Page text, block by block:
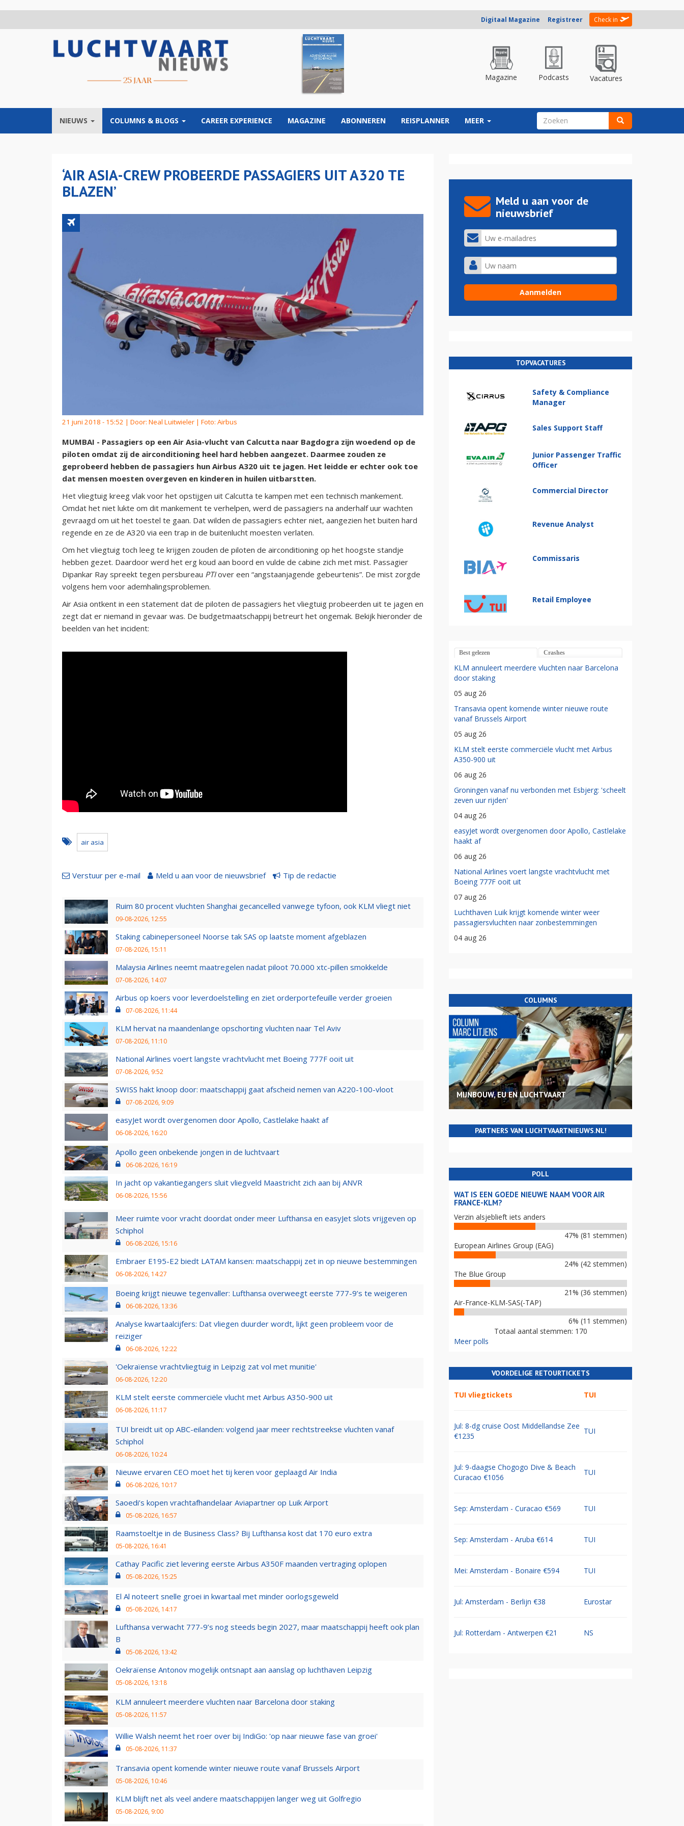
Digitaal Magazine Registreer Check in
Magazine Podcasts Vacatures
NIEUWS COLUMNS & BLOGS CAREER EXPERIENCE MAGAZINE ABONNEREN REISPLANNER MEER ZOEKVELD
‘AIR ASIA-CREW PROBEERDE PASSAGIERS UIT A320 TE
BLAZEN’
21 juni 2018 - 15:52 | Door: Neal Luitwieler | Foto: Airbus
MUMBAI - Passagiers op een Air Asia-vlucht van Calcutta naar Bagdogra zijn woedend op de
piloten omdat zij de airconditioning heel hard hebben aangezet. Daarmee zouden ze
geprobeerd hebben de passagiers hun Airbus A320 uit te jagen. Het leidde er echter ook toe
dat mensen moesten overgeven en kinderen in huilen uitbarstten.
Het vliegtuig kreeg vlak voor het opstijgen uit Calcutta te kampen met een technisch mankement.
Omdat het niet lukte om dit mankement te verhelpen, werd de passagiers na anderhalf uur wachten
gevraagd om uit het toestel te gaan. Dat wilden de passagiers echter niet, aangezien het buiten hard
regende en ze de A320 via een trap in de buitenlucht moesten verlaten.
Om het vliegtuig toch leeg te krijgen zouden de piloten de airconditioning op het hoogste standje
hebben gezet. Daardoor werd het erg koud aan boord en vulde de cabine zich met mist. Passagier
Dipankar Ray spreekt tegen persbureau PTIover een “angstaanjagende gebeurtenis”. De mist zorgde
volgens hem voor ademhalingsproblemen.
Air Asia ontkent in een statement dat de piloten de passagiers het vliegtuig probeerden uit te jagen en
zegt dat er niemand in gevaar was. De budgetmaatschappij betreurt het ongemak. Bekijk hieronder de
beelden van het incident:
air asia
Verstuur per e-mail Meld u aan voor de nieuwsbrief Tip de redactie
Ruim 80 procent vluchten Shanghai gecancelled vanwege tyfoon, ook KLM vliegt niet
09-08-2026, 12:55
Staking cabinepersoneel Noorse tak SAS op laatste moment afgeblazen
07-08-2026, 15:11
Malaysia Airlines neemt maatregelen nadat piloot 70.000 xtc-pillen smokkelde
07-08-2026, 14:07
Airbus op koers voor leverdoelstelling en ziet orderportefeuille verder groeien
07-08-2026, 11:44
KLM hervat na maandenlange opschorting vluchten naar Tel Aviv
07-08-2026, 11:10
National Airlines voert langste vrachtvlucht met Boeing 777F ooit uit
07-08-2026, 9:52
SWISS hakt knoop door: maatschappij gaat afscheid nemen van A220-100-vloot
07-08-2026, 9:09
easyJet wordt overgenomen door Apollo, Castlelake haakt af
06-08-2026, 16:20
Apollo geen onbekende jongen in de luchtvaart
06-08-2026, 16:19
In jacht op vakantiegangers sluit vliegveld Maastricht zich aan bij ANVR
06-08-2026, 15:56
Meer ruimte voor vracht doordat onder meer Lufthansa en easyJet slots vrijgeven op
Schiphol
06-08-2026, 15:16
Embraer E195-E2 biedt LATAM kansen: maatschappij zet in op nieuwe bestemmingen
06-08-2026, 14:27
Boeing krijgt nieuwe tegenvaller: Lufthansa overweegt eerste 777-9’s te weigeren
06-08-2026, 13:36
Analyse kwartaalcijfers: Dat vliegen duurder wordt, lijkt geen probleem voor de
reiziger
06-08-2026, 12:22
'Oekraïense vrachtvliegtuig in Leipzig zat vol met munitie'
06-08-2026, 12:20
KLM stelt eerste commerciële vlucht met Airbus A350-900 uit
06-08-2026, 11:17
TUI breidt uit op ABC-eilanden: volgend jaar meer rechtstreekse vluchten vanaf
Schiphol
06-08-2026, 10:24
Nieuwe ervaren CEO moet het tij keren voor geplaagd Air India
06-08-2026, 10:17
Saoedi’s kopen vrachtafhandelaar Aviapartner op Luik Airport
05-08-2026, 16:57
Raamstoeltje in de Business Class? Bij Lufthansa kost dat 170 euro extra
05-08-2026, 16:41
Cathay Pacific ziet levering eerste Airbus A350F maanden vertraging oplopen
05-08-2026, 15:25
El Al noteert snelle groei in kwartaal met minder oorlogsgeweld
05-08-2026, 14:17
Lufthansa verwacht 777-9’s nog steeds begin 2027, maar maatschappij heeft ook plan
B
05-08-2026, 13:42
Oekraïense Antonov mogelijk ontsnapt aan aanslag op luchthaven Leipzig
05-08-2026, 13:18
KLM annuleert meerdere vluchten naar Barcelona door staking
05-08-2026, 11:57
Willie Walsh neemt het roer over bij IndiGo: 'op naar nieuwe fase van groei'
05-08-2026, 11:37
Transavia opent komende winter nieuwe route vanaf Brussels Airport
05-08-2026, 10:46
KLM blijft net als veel andere maatschappijen langer weg uit Golfregio
05-08-2026, 9:00
Meld u aan voor de
nieuwsbrief
TOPVACATURES
Safety & Compliance
Manager
Sales Support Staff
Junior Passenger Traffic
Officer
Commercial Director
Revenue Analyst
Commissaris
Retail Employee
Best gelezen Crashes
KLM annuleert meerdere vluchten naar Barcelona
door staking
05 aug 26
Transavia opent komende winter nieuwe route
vanaf Brussels Airport
05 aug 26
KLM stelt eerste commerciële vlucht met Airbus
A350-900 uit
06 aug 26
Groningen vanaf nu verbonden met Esbjerg: 'scheelt
zeven uur rijden'
04 aug 26
easyJet wordt overgenomen door Apollo, Castlelake
haakt af
06 aug 26
National Airlines voert langste vrachtvlucht met
Boeing 777F ooit uit
07 aug 26
Luchthaven Luik krijgt komende winter weer
passagiersvluchten naar zonbestemmingen
04 aug 26
COLUMNS
MIJNBOUW, EU EN LUCHTVAART
PARTNERS VAN LUCHTVAARTNIEUWS.NL!
POLL
WAT IS EEN GOEDE NIEUWE NAAM VOOR AIR
FRANCE-KLM?
Verzin alsjeblieft iets anders
47% (81 stemmen)
European Airlines Group (EAG)
24% (42 stemmen)
The Blue Group
21% (36 stemmen)
Air-France-KLM-SAS(-TAP)
6% (11 stemmen)
Totaal aantal stemmen: 170
Meer polls
VOORDELIGE RETOURTICKETS
TUI vliegtickets TUI
Jul: 8-dg cruise Oost Middellandse Zee
€1235
TUI
Jul: 9-daagse Chogogo Dive & Beach
Curacao €1056
TUI
Sep: Amsterdam - Curacao €569 TUI
Sep: Amsterdam - Aruba €614 TUI
Mei: Amsterdam - Bonaire €594 TUI
Jul: Amsterdam - Berlijn €38 Eurostar
Jul: Rotterdam - Antwerpen €21 NS